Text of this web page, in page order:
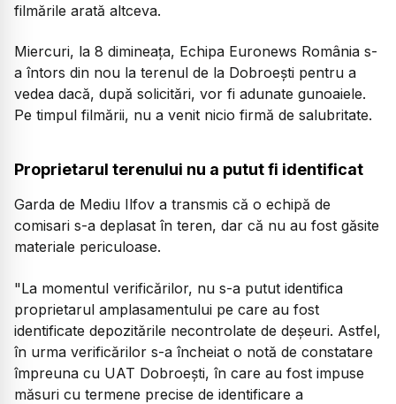
filmările arată altceva.
Miercuri, la 8 dimineața, Echipa Euronews România s-
a întors din nou la terenul de la Dobroești pentru a
vedea dacă, după solicitări, vor fi adunate gunoaiele.
Pe timpul filmării, nu a venit nicio firmă de salubritate.
Proprietarul terenului nu a putut fi identificat
Garda de Mediu Ilfov a transmis că o echipă de
comisari s-a deplasat în teren, dar că nu au fost găsite
materiale periculoase.
"La momentul verificărilor, nu s-a putut identifica
proprietarul amplasamentului pe care au fost
identificate depozitările necontrolate de deșeuri. Astfel,
în urma verificărilor s-a încheiat o notă de constatare
împreuna cu UAT Dobroești, în care au fost impuse
măsuri cu termene precise de identificare a